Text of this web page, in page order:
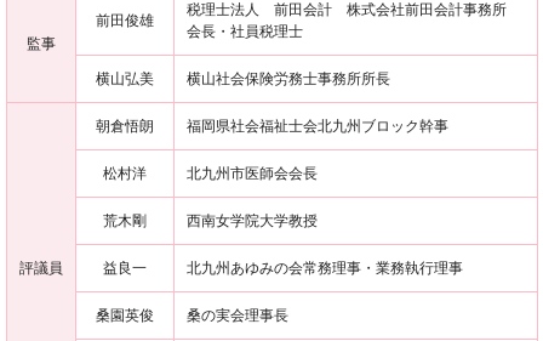
監事
前田俊雄
税理士法人 前田会計 株式会社前田会計事務所
会長・社員税理士
横山弘美 横山社会保険労務士事務所所長
評議員
朝倉悟朗 福岡県社会福祉士会北九州ブロック幹事
松村洋 北九州市医師会会長
荒木剛 西南女学院大学教授
益良一 北九州あゆみの会常務理事・業務執行理事
桑園英俊 桑の実会理事長